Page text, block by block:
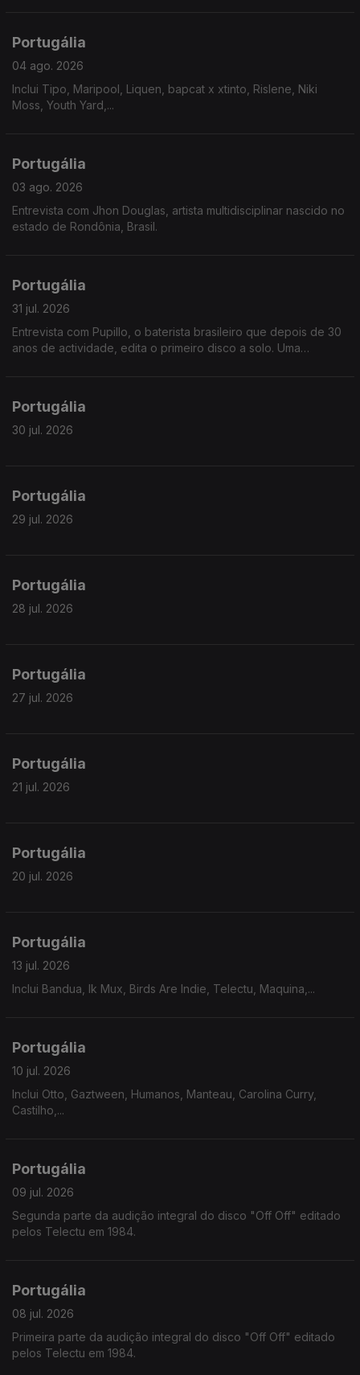
Portugália
04 ago. 2026
Inclui Tipo, Maripool, Liquen, bapcat x xtinto, Rislene, Niki
Moss, Youth Yard,...
Portugália
03 ago. 2026
Entrevista com Jhon Douglas, artista multidisciplinar nascido no
estado de Rondônia, Brasil.
Portugália
31 jul. 2026
Entrevista com Pupillo, o baterista brasileiro que depois de 30
anos de actividade, edita o primeiro disco a solo. Uma
Portugália
30 jul. 2026
Portugália
29 jul. 2026
Portugália
28 jul. 2026
Portugália
27 jul. 2026
Portugália
21 jul. 2026
Portugália
20 jul. 2026
Portugália
13 jul. 2026
Inclui Bandua, Ik Mux, Birds Are Indie, Telectu, Maquina,...
Portugália
10 jul. 2026
Inclui Otto, Gaztween, Humanos, Manteau, Carolina Curry,
Castilho,...
Portugália
09 jul. 2026
Segunda parte da audição integral do disco "Off Off" editado
pelos Telectu em 1984.
Portugália
08 jul. 2026
Primeira parte da audição integral do disco "Off Off" editado
pelos Telectu em 1984.